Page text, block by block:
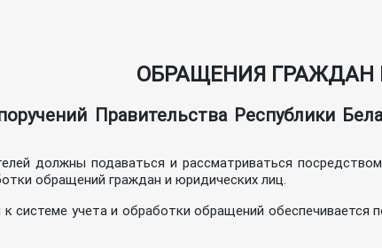
ОБРАЩЕНИЯ
Правительства Республики
должны подаваться и рассматриваться
обращений граждан и юридических лиц.
системе учета и обработки обращений